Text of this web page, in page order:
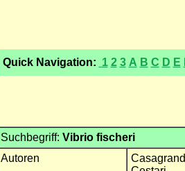
Quick Navigation: 1 2 3 A B C D E
Suchbegriff: Vibrio fischeri
Autoren